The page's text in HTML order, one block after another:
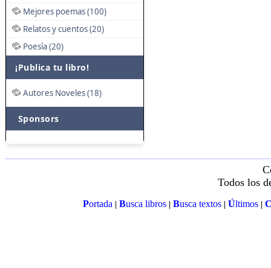
Mejores poemas (100)
Relatos y cuentos (20)
Poesía (20)
¡Publica tu libro!
Autores Noveles (18)
Sponsors
Todos los
Portada| Busca libros| Busca textos| Últimos|